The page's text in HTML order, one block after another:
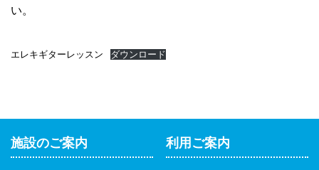
い。
エレキギターレッスン ダウンロード
施設のご案内 利用ご案内